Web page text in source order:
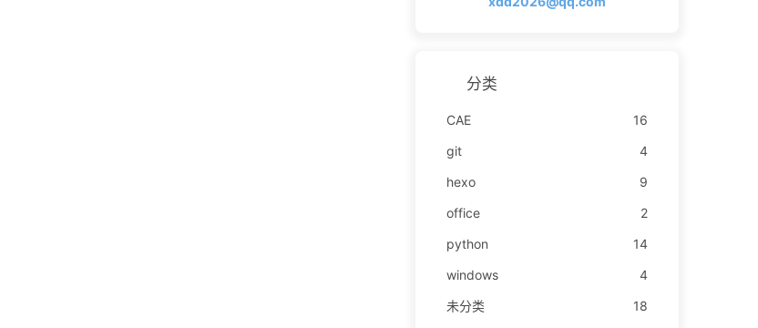
分类
CAE
16
git
4
hexo
9
office
2
python
14
windows
4
未分类
18